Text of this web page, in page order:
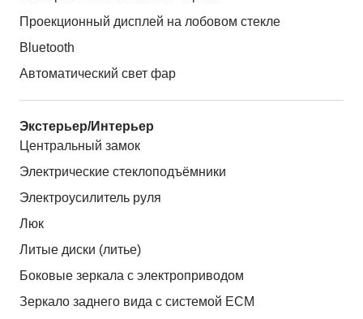
Проекционный дисплей на лобовом стекле
Bluetooth
Автоматический свет фар
Экстерьер/Интерьер
Центральный замок
Электрические стеклоподъёмники
Электроусилитель руля
Люк
Литые диски (литье)
Боковые зеркала с электроприводом
Зеркало заднего вида с системой ЕСМ